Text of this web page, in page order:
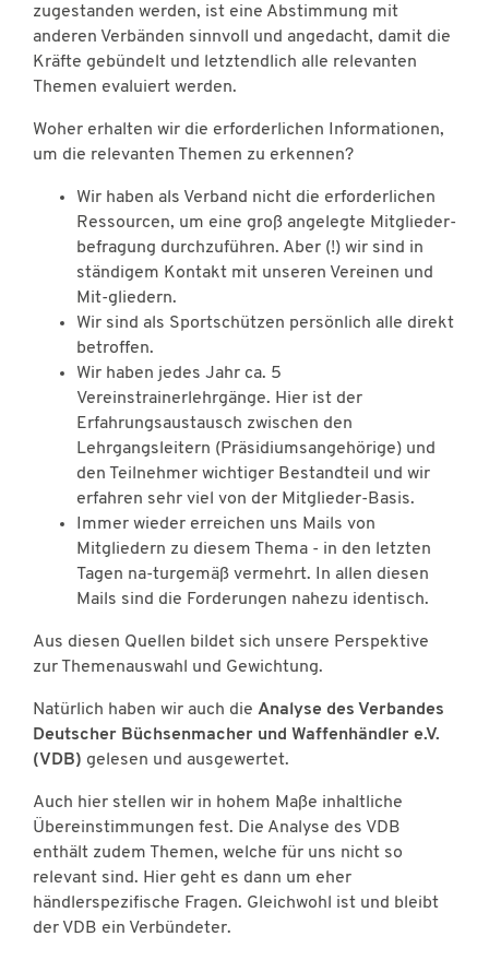
zugestanden werden, ist eine Abstimmung mit
anderen Verbänden sinnvoll und angedacht, damit die
Kräfte gebündelt und letztendlich alle relevanten
Themen evaluiert werden.
Woher erhalten wir die erforderlichen Informationen,
um die relevanten Themen zu erkennen?
Wir haben als Verband nicht die erforderlichen
Ressourcen, um eine groß angelegte Mitglieder-
befragung durchzuführen. Aber (!) wir sind in
ständigem Kontakt mit unseren Vereinen und
Mit-gliedern.
Wir sind als Sportschützen persönlich alle direkt
betroffen.
Wir haben jedes Jahr ca. 5
Vereinstrainerlehrgänge. Hier ist der
Erfahrungsaustausch zwischen den
Lehrgangsleitern (Präsidiumsangehörige) und
den Teilnehmer wichtiger Bestandteil und wir
erfahren sehr viel von der Mitglieder-Basis.
Immer wieder erreichen uns Mails von
Mitgliedern zu diesem Thema - in den letzten
Tagen na-turgemäß vermehrt. In allen diesen
Mails sind die Forderungen nahezu identisch.
Aus diesen Quellen bildet sich unsere Perspektive
zur Themenauswahl und Gewichtung.
Natürlich haben wir auch die Analyse des Verbandes
Deutscher Büchsenmacher und Waffenhändler e.V.
(VDB) gelesen und ausgewertet.
Auch hier stellen wir in hohem Maße inhaltliche
Übereinstimmungen fest. Die Analyse des VDB
enthält zudem Themen, welche für uns nicht so
relevant sind. Hier geht es dann um eher
händlerspezifische Fragen. Gleichwohl ist und bleibt
der VDB ein Verbündeter.